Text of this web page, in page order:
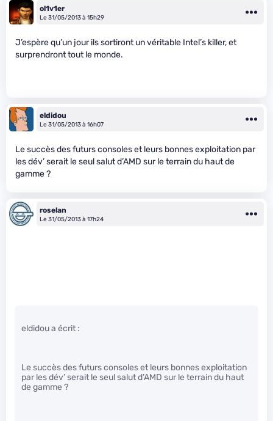
ol1v1er
Le 31/05/2013 à 15h29
J’espère qu’un jour ils sortiront un véritable Intel’s killer, et
surprendront tout le monde.
eldidou
Le 31/05/2013 à 16h07
Le succès des futurs consoles et leurs bonnes exploitation par
les dév’ serait le seul salut d’AMD sur le terrain du haut de
gamme ?
roselan
Le 31/05/2013 à 17h24
eldidou a écrit :
Le succès des futurs consoles et leurs bonnes exploitation
par les dév’ serait le seul salut d’AMD sur le terrain du haut
de gamme ?